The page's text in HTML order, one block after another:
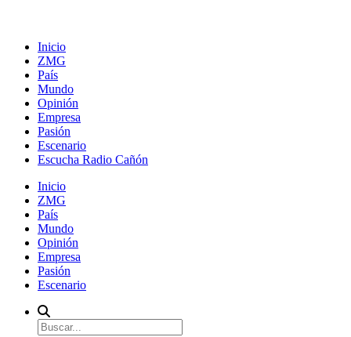
Inicio
ZMG
País
Mundo
Opinión
Empresa
Pasión
Escenario
Escucha Radio Cañón
Inicio
ZMG
País
Mundo
Opinión
Empresa
Pasión
Escenario